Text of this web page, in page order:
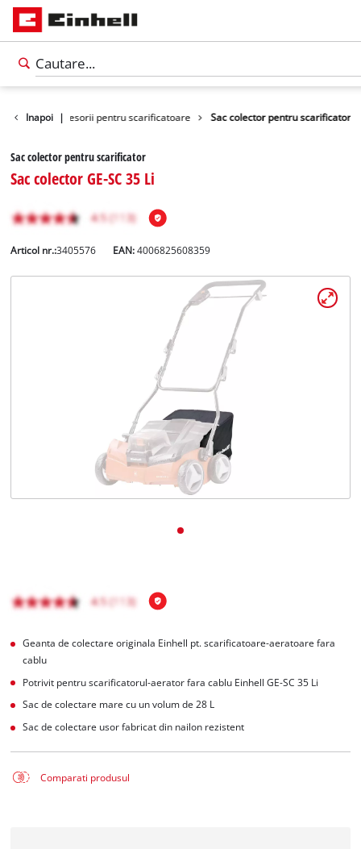
Inapoi |
Accesorii pentru scarificatoare Sac colector pentru scarificator
Sac colector pentru scarificator
Sac colector GE-SC 35 Li
Articol nr.:3405576 EAN:4006825608359
Geanta de colectare originala Einhell pt. scarificatoare-aeratoare fara
cablu
Potrivit pentru scarificatorul-aerator fara cablu Einhell GE-SC 35 Li
Sac de colectare mare cu un volum de 28 L
Sac de colectare usor fabricat din nailon rezistent
Comparati produsul